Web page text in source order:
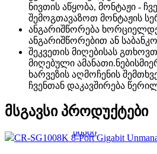
ნივთის აწყობა, მონტაჟი -
შემოგთავაზოთ მონტაჟის
ანგარიშწორება
ანგარიშწორებით ან
შეკვეთის მიღებისას
მიღებული
ხარვეზის აღმოჩენის
ჩვენთან დაკავშირება
მსგავსი პროდუქტები
კალათაში
დამატება
Quick
view
შეადარედაამატე
სურვილების
სიაში